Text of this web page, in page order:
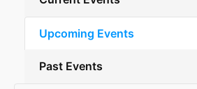
Upcoming Events
Past Events